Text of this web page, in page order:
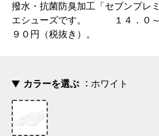
撥水・抗菌防臭加工「セブンプレ
エシューズです。 １４．０～
９０円（税抜き）。
カラーを選ぶ ホワイト